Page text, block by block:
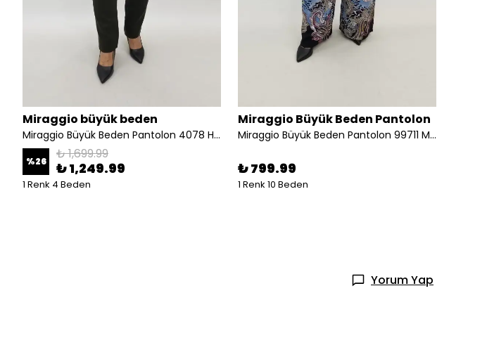
Miraggio büyük beden
Miraggio Büyük Beden Pantolon 4078 HAKİ
%26 ₺ 1,699.99
₺ 1,249.99
1 Renk 4 Beden
Miraggio Büyük Beden Pantolon
Miraggio Büyük Beden Pantolon 99711 MAVİ
₺ 799.99
1 Renk 10 Beden
Yorum Yap